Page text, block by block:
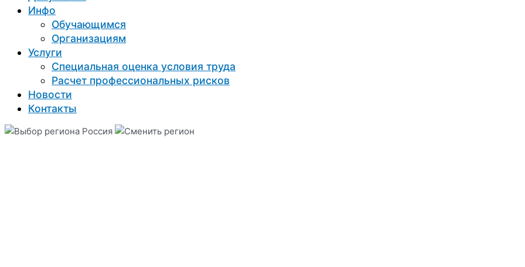
Инфо
Обучающимся
Организациям
Услуги
Специальная оценка условия труда
Расчет профессиональных рисков
Новости
Контакты
Россия